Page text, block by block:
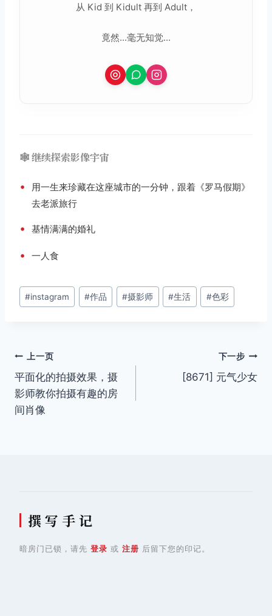
从 Kid 到 Kidult 再到 Adult，
竟然...毫无知觉...
🕸️ 继续探索影像宇宙
•
用一生来珍藏在这座城市的一分钟，跟着《罗马假期》
去老派旅行
• 基情满满的婚礼
• 一人食
文
章
#instagram #作品 #摄影师 #生活 #色彩
文
章
导
上一页
平面化的拍摄效果，摄
影师教你拍摄有趣的房
间肖像
下一步
[8671] 元气少女
撰 写 手 记
暗房门已锁，请先 登录 或 注册 后留下您的印记。